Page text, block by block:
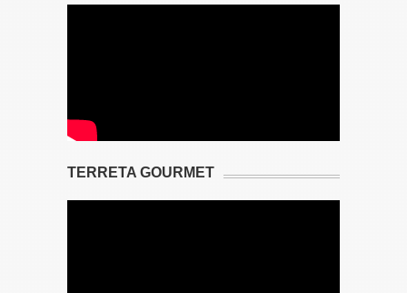
TERRETA GOURMET